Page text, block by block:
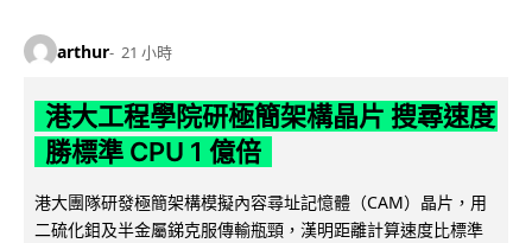
arthur 21 小時
港大工程學院研極簡架構晶片 搜尋速度
勝標準 CPU 1 億倍
港大團隊研發極簡架構模擬內容尋址記憶體（CAM）晶片，用
二硫化鉬及半金屬銻克服傳輸瓶頸，漢明距離計算速度比標準